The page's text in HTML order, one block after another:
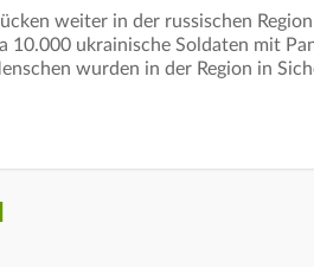
weiter in der russischen
10.000 ukrainische Soldaten mit
wurden in der Region in